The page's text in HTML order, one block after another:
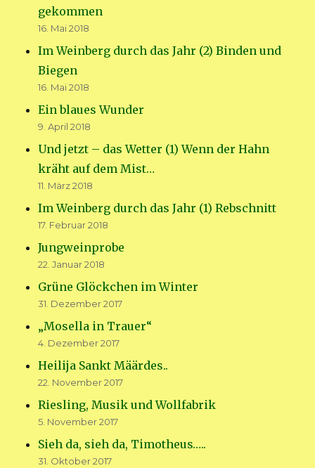
gekommen
16. Mai 2018
Im Weinberg durch das Jahr (2) Binden und
Biegen
16. Mai 2018
Ein blaues Wunder
9. April 2018
Und jetzt – das Wetter (1) Wenn der Hahn
kräht auf dem Mist…
11. März 2018
Im Weinberg durch das Jahr (1) Rebschnitt
17. Februar 2018
Jungweinprobe
22. Januar 2018
Grüne Glöckchen im Winter
31. Dezember 2017
„Mosella in Trauer“
4. Dezember 2017
Heilija Sankt Määrdes..
22. November 2017
Riesling, Musik und Wollfabrik
5. November 2017
Sieh da, sieh da, Timotheus…..
31. Oktober 2017